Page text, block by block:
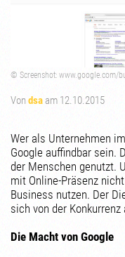
© Screenshot: www.google.com/
Vondsaam 12.10.2015
Wer als Unternehmen
Google auffindbar sein.
der Menschen genutzt.
mit Online-Präsenz
Business nutzen. Der
sich von der Konkurrenz
Die Macht von Google